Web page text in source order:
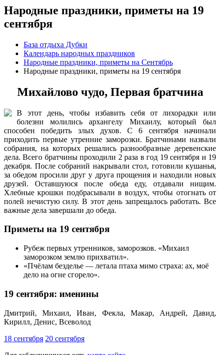
Народные праздники, приметы на 19
сентября
База отдыха Дубки
Календарь народных праздников
Народные праздники, приметы на Сентябрь
Народные праздники, приметы на 19 сентября
Михайлово чудо, Первая братчина
В этот день, чтобы избавить себя от лихорадки или
болезни молились архангелу Михаилу, который был
способен победить злых духов. С 6 сентября начинали
приходить первые утренние заморозки. Братчинами назвали
собрания, на которых решались разнообразные деревенские
дела. Всего братчины проходили 2 раза в год 19 сентября и 19
декабря. После собраний накрывали стол, готовили кушанья,
за обедом просили друг у друга прощения и находили новых
друзей. Оставшуюся после обеда еду, отдавали нищим.
Хлебные крошки подбрасывали в воздух, чтобы отогнать от
полей нечистую силу. В этот день запрещалось работать. Все
важные дела завершали до обеда.
Приметы на 19 сентября
Рубеж первых утренников, заморозков. «Михаил
заморозком землю прихватил».
«Пчёлам безделье — летала птаха мимо страха: ах, моё
дело на огне сгорело».
19 сентября: именины
Дмитрий, Михаил, Иван, Фекла, Макар, Андрей, Давид,
Кирилл, Денис, Всеволод
18 сентября 20 сентября